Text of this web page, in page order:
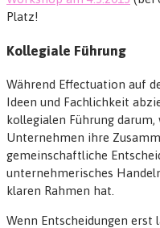
Platz!
Kollegiale Führung
Während Effectuation auf
Ideen und Fachlichkeit
kollegialen Führung
Unternehmen ihre
gemeinschaftliche
unternehmerisches
klaren Rahmen hat.
Wenn Entscheidungen erst